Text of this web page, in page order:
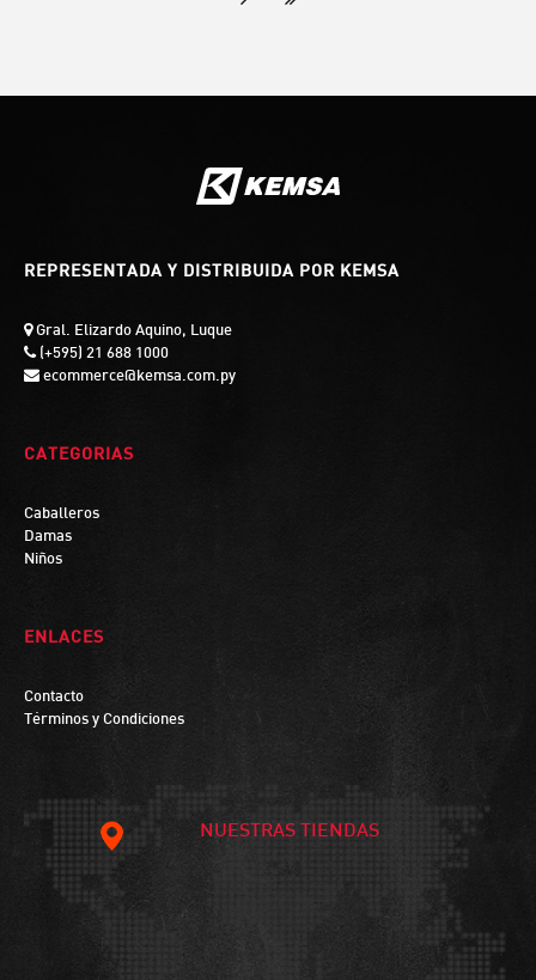
REPRESENTADA Y DISTRIBUIDA POR KEMSA
Gral. Elizardo Aquino, Luque
(+595) 21 688 1000
ecommerce@kemsa.com.py
CATEGORIAS
Caballeros
Damas
Niños
ENLACES
Contacto
Términos y Condiciones
NUESTRAS TIENDAS